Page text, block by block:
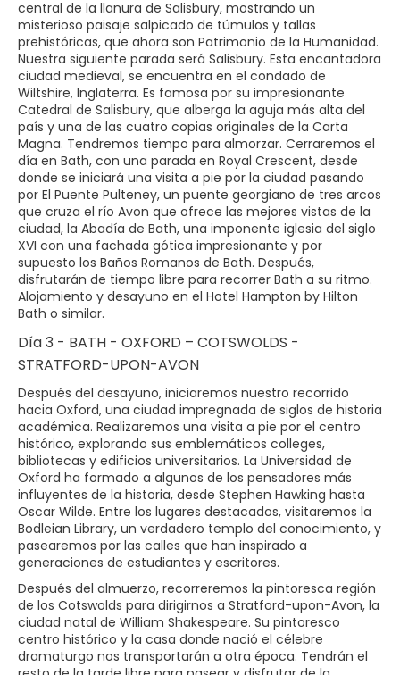
central de la llanura de Salisbury, mostrando un
misterioso paisaje salpicado de túmulos y tallas
prehistóricas, que ahora son Patrimonio de la Humanidad.
Nuestra siguiente parada será Salisbury. Esta encantadora
ciudad medieval, se encuentra en el condado de
Wiltshire, Inglaterra. Es famosa por su impresionante
Catedral de Salisbury, que alberga la aguja más alta del
país y una de las cuatro copias originales de la Carta
Magna. Tendremos tiempo para almorzar. Cerraremos el
día en Bath, con una parada en Royal Crescent, desde
donde se iniciará una visita a pie por la ciudad pasando
por El Puente Pulteney, un puente georgiano de tres arcos
que cruza el río Avon que ofrece las mejores vistas de la
ciudad, la Abadía de Bath, una imponente iglesia del siglo
XVI con una fachada gótica impresionante y por
supuesto los Baños Romanos de Bath. Después,
disfrutarán de tiempo libre para recorrer Bath a su ritmo.
Alojamiento y desayuno en el Hotel Hampton by Hilton
Bath o similar.
Día 3 - BATH - OXFORD – COTSWOLDS -
STRATFORD-UPON-AVON
Después del desayuno, iniciaremos nuestro recorrido
hacia Oxford, una ciudad impregnada de siglos de historia
académica. Realizaremos una visita a pie por el centro
histórico, explorando sus emblemáticos colleges,
bibliotecas y edificios universitarios. La Universidad de
Oxford ha formado a algunos de los pensadores más
influyentes de la historia, desde Stephen Hawking hasta
Oscar Wilde. Entre los lugares destacados, visitaremos la
Bodleian Library, un verdadero templo del conocimiento, y
pasearemos por las calles que han inspirado a
generaciones de estudiantes y escritores.
Después del almuerzo, recorreremos la pintoresca región
de los Cotswolds para dirigirnos a Stratford-upon-Avon, la
ciudad natal de William Shakespeare. Su pintoresco
centro histórico y la casa donde nació el célebre
dramaturgo nos transportarán a otra época. Tendrán el